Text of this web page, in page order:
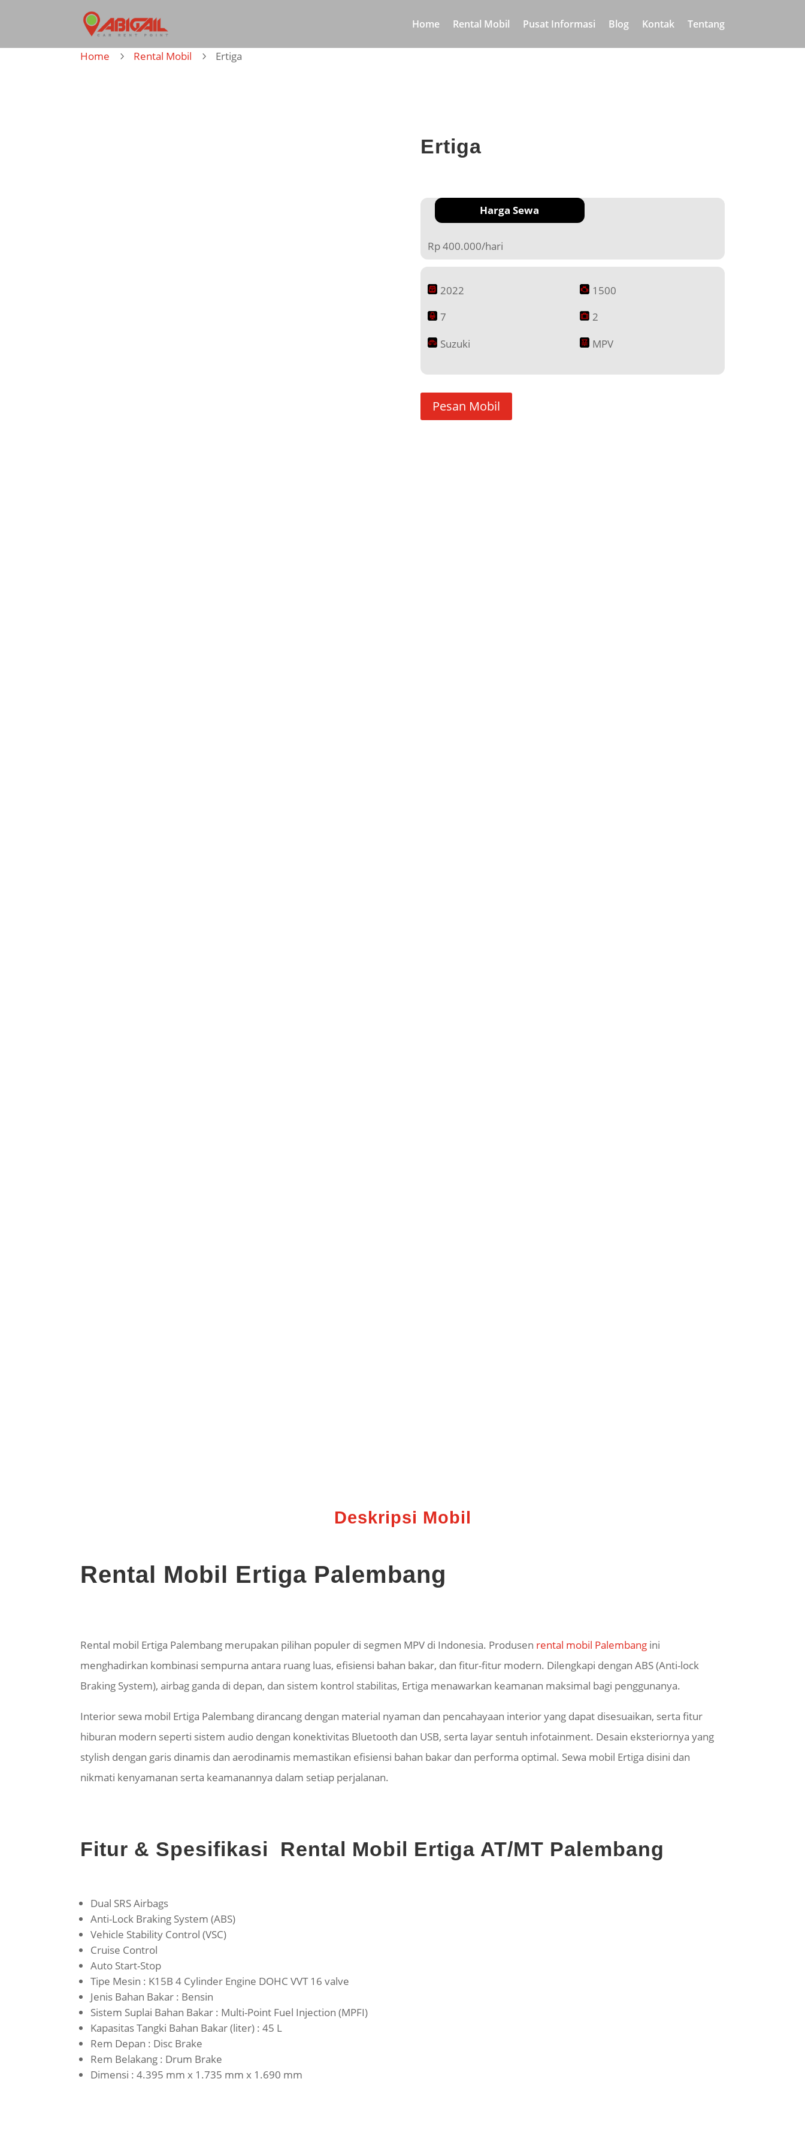
Home Rental Mobil Pusat Informasi Blog Kontak Tentang
Home 5 Rental Mobil 5 Ertiga
Ertiga
Harga Sewa
Rp 400.000/hari
2022
1500
7
2
Suzuki
MPV
Pesan Mobil
Deskripsi Mobil
Rental Mobil Ertiga Palembang
Rental mobil Ertiga Palembang merupakan pilihan populer di segmen MPV di Indonesia. Produsen rental mobil Palembang ini
menghadirkan kombinasi sempurna antara ruang luas, efisiensi bahan bakar, dan fitur-fitur modern. Dilengkapi dengan ABS (Anti-lock
Braking System), airbag ganda di depan, dan sistem kontrol stabilitas, Ertiga menawarkan keamanan maksimal bagi penggunanya.
Interior sewa mobil Ertiga Palembang dirancang dengan material nyaman dan pencahayaan interior yang dapat disesuaikan, serta fitur
hiburan modern seperti sistem audio dengan konektivitas Bluetooth dan USB, serta layar sentuh infotainment. Desain eksteriornya yang
stylish dengan garis dinamis dan aerodinamis memastikan efisiensi bahan bakar dan performa optimal. Sewa mobil Ertiga disini dan
nikmati kenyamanan serta keamanannya dalam setiap perjalanan.
Fitur & Spesifikasi Rental Mobil Ertiga AT/MT Palembang
Dual SRS Airbags
Anti-Lock Braking System (ABS)
Vehicle Stability Control (VSC)
Cruise Control
Auto Start-Stop
Tipe Mesin : K15B 4 Cylinder Engine DOHC VVT 16 valve
Jenis Bahan Bakar : Bensin
Sistem Suplai Bahan Bakar : Multi-Point Fuel Injection (MPFI)
Kapasitas Tangki Bahan Bakar (liter) : 45 L
Rem Depan : Disc Brake
Rem Belakang : Drum Brake
Dimensi : 4.395 mm x 1.735 mm x 1.690 mm